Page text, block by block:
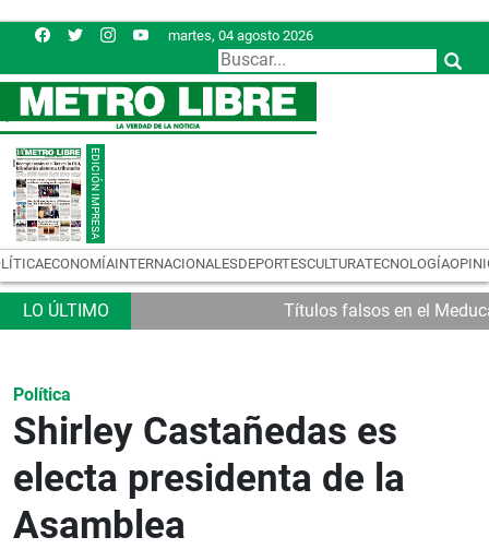
martes, 04 agosto 2026
ECONOMÍAINTERNACIONALESDEPORTESCULTURATECNOLOGÍA
Títulos falsos en el
Política
Shirley Castañedas es
electa presidenta de la
Asamblea